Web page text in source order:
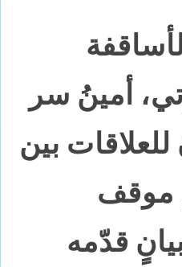
أمينُ سر
للعلاقات بين
موقف
قدّمه